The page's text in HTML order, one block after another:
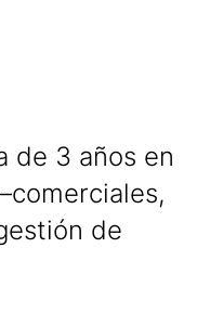
de 3 años en
de